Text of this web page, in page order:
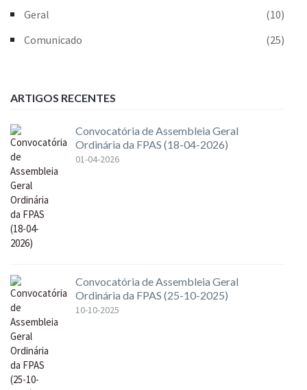
Geral
(10)
Comunicado
(25)
ARTIGOS RECENTES
Convocatória de Assembleia Geral
Ordinária da FPAS (18-04-2026)
01-04-2026
Convocatória de Assembleia Geral
Ordinária da FPAS (25-10-2025)
10-10-2025